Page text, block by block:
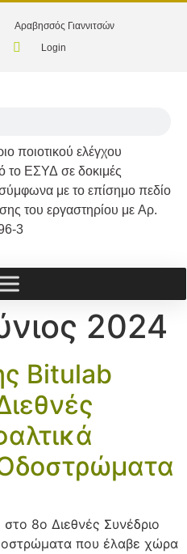
Αραβησσός Γιαννιτσών
Login
ποιοτικού ελέγχου
το ΕΣΥΔ σε δοκιμές
με το επίσημο πεδίο
του εργαστηρίου με Αρ.
3
2024
Bitulab
8ο Διεθνές Συνέδριο
που έλαβε χώρα